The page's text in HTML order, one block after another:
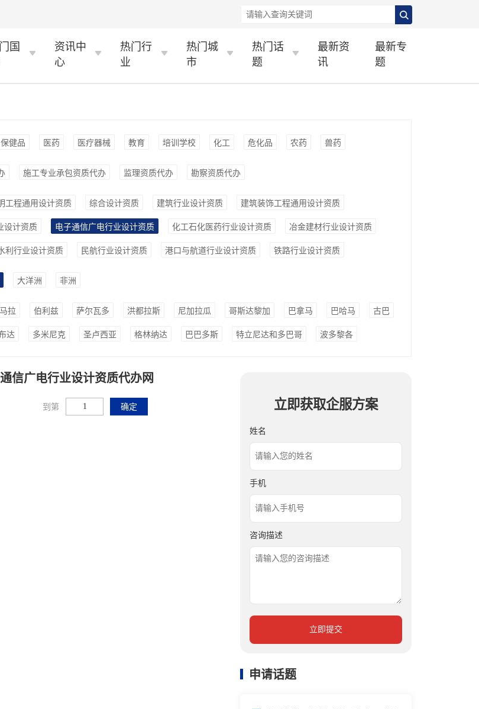
国
资讯中
心
热门行
业
热门城
市
热门话
题
最新资
讯
最新专
题
保健品 医药 医疗器械 教育 培训学校 化工 危化品 农药 兽药
施工专业承包资质代办 监理资质代办 勘察资质代办
工程通用设计资质 综合设计资质 建筑行业设计资质 建筑装饰工程通用设计资质
设计资质 电子通信广电行业设计资质 化工石化医药行业设计资质 冶金建材行业设计资质
利行业设计资质 民航行业设计资质 港口与航道行业设计资质 铁路行业设计资质
大洋洲 非洲
拉 伯利兹 萨尔瓦多 洪都拉斯 尼加拉瓜 哥斯达黎加 巴拿马 巴哈马 古巴
达 多米尼克 圣卢西亚 格林纳达 巴巴多斯 特立尼达和多巴哥 波多黎各
信广电行业设计资质代办网
到第 确定 立即获取企服方案
姓名
手机
咨询描述
立即提交
申请话题